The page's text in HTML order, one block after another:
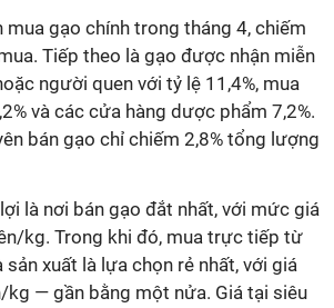
mua gạo chính trong tháng 4, chiếm
Tiếp theo là gạo được nhận miễn
người quen với tỷ lệ 11,4%, mua
và các cửa hàng dược phẩm 7,2%.
bán gạo chỉ chiếm 2,8% tổng lượng
là nơi bán gạo đắt nhất, với mức giá
kg. Trong khi đó, mua trực tiếp từ
sản xuất là lựa chọn rẻ nhất, với giá
kg — gần bằng một nửa. Giá tại siêu